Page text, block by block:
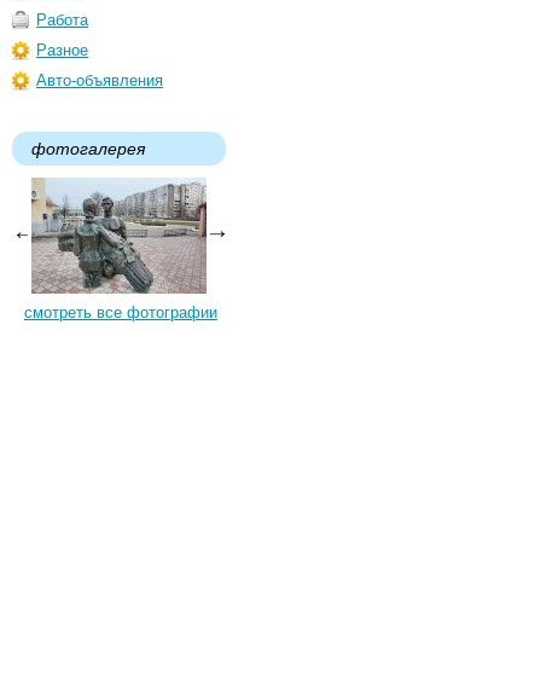
Работа
Разное
Авто-объявления
фотогалерея
смотреть все фотографии